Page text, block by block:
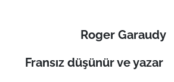
Roger Garaudy
Fransız düşünür ve yazar